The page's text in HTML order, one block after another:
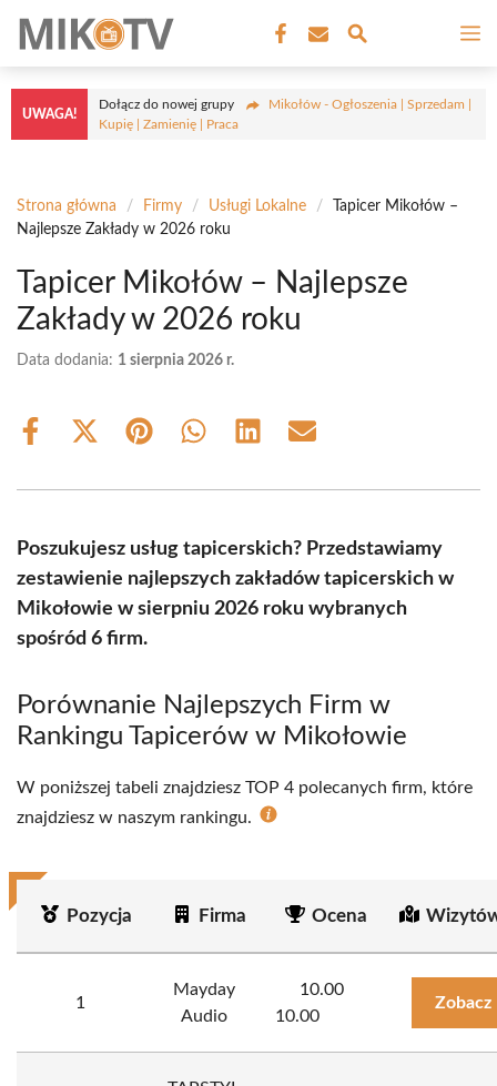
treści
UWAGA!
Dołącz do nowej grupy
Mikołów - Ogłoszenia | Sprzedam |
Kupię | Zamienię | Praca
Strona główna / Firmy / Usługi Lokalne /
Tapicer Mikołów –
Najlepsze Zakłady w 2026 roku
Tapicer Mikołów – Najlepsze
Zakłady w 2026 roku
Data dodania: 1 sierpnia 2026 r.
Share
Share
(Twitter)
Share Share Share Share
Poszukujesz usług tapicerskich? Przedstawiamy
zestawienie najlepszych zakładów tapicerskich w
Mikołowie w sierpniu 2026 roku wybranych
spośród 6 firm.
Porównanie Najlepszych Firm w
Rankingu Tapicerów w Mikołowie
W poniższej tabeli znajdziesz TOP 4 polecanych firm, które
znajdziesz w naszym rankingu.
Pozycja Firma Ocena
1
Mayday
Audio
10.00
10.00
Zobacz